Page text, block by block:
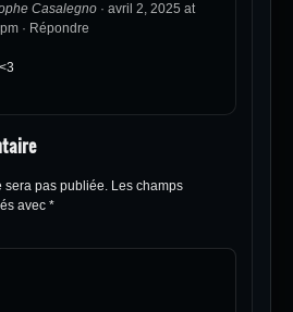
Casalegno · avril 2, 2025 at
· Répondre
sera pas publiée. Les champs
avec *